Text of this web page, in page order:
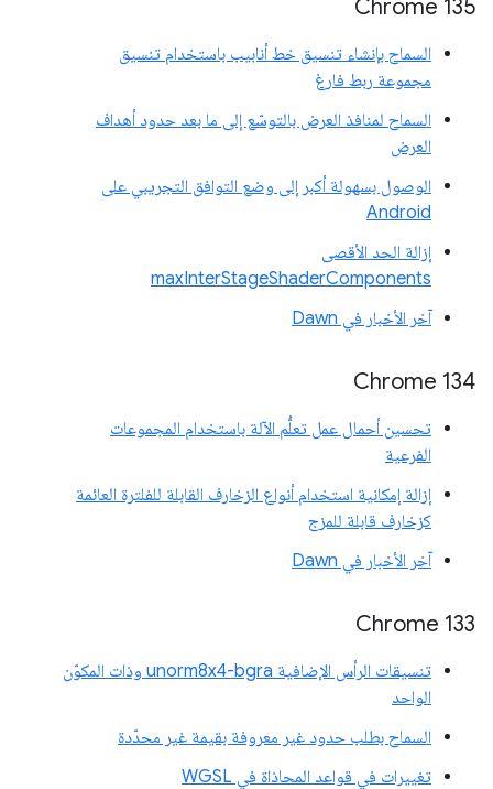
Chrome 135
السماح بإنشاء تنسيق خط أنابيب باستخدام تنسيق
مجموعة ربط فارغ
السماح لمنافذ العرض بالتوسّع إلى ما بعد حدود أهداف
العرض
الوصول بسهولة أكبر إلى وضع التوافق التجريبي على
Android
إزالة الحد الأقصى
maxInterStageShaderComponents
آخر الأخبار في Dawn
Chrome 134
تحسين أحمال عمل تعلُّم الآلة باستخدام المجموعات
الفرعية
إزالة إمكانية استخدام أنواع الزخارف القابلة للفلترة العائمة
كزخارف قابلة للمزج
آخر الأخبار في Dawn
Chrome 133
تنسيقات الرأس الإضافية unorm8x4-bgra وذات المكوّن
الواحد
السماح بطلب حدود غير معروفة بقيمة غير محدّدة
تغييرات في قواعد المحاذاة في WGSL